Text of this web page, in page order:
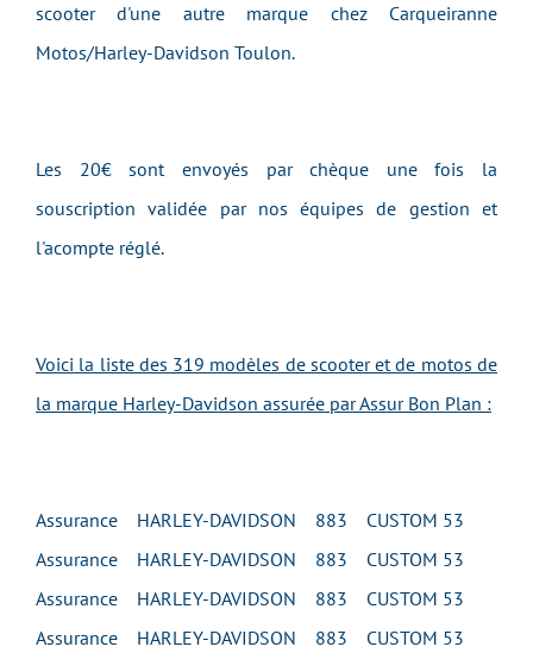
scooter d'une autre marque chez Carqueiranne
Motos/Harley-Davidson Toulon.
Les 20€ sont envoyés par chèque une fois la
souscription validée par nos équipes de gestion et
l'acompte réglé.
Voici la liste des 319 modèles de scooter et de motos de
la marque Harley-Davidson assurée par Assur Bon Plan :
Assurance HARLEY-DAVIDSON 883 CUSTOM 53
Assurance HARLEY-DAVIDSON 883 CUSTOM 53
Assurance HARLEY-DAVIDSON 883 CUSTOM 53
Assurance HARLEY-DAVIDSON 883 CUSTOM 53